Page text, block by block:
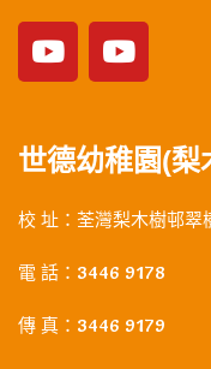
世德幼稚園(梨
校 址：荃灣梨木樹邨翠
電 話：3446 9178
傳 真：3446 9179